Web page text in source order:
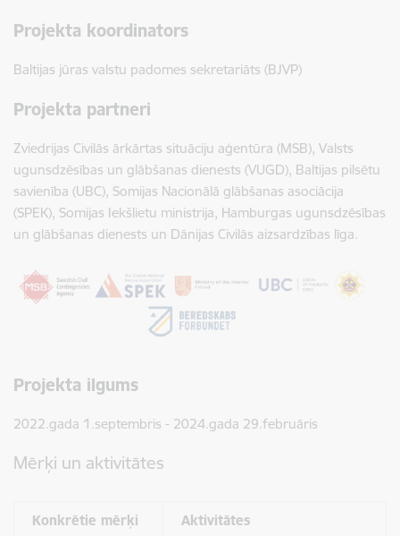
Projekta koordinators
Baltijas jūras valstu padomes sekretariāts (BJVP)
Projekta partneri
Zviedrijas Civilās ārkārtas situāciju aģentūra (MSB), Valsts
ugunsdzēsības un glābšanas dienests (VUGD), Baltijas pilsētu
savienība (UBC), Somijas Nacionālā glābšanas asociācija
(SPEK), Somijas Iekšlietu ministrija, Hamburgas ugunsdzēsības
un glābšanas dienests un Dānijas Civilās aizsardzības līga.
Projekta ilgums
2022.gada 1.septembris - 2024.gada 29.februāris
Mērķi un aktivitātes
Konkrētie mērķi Aktivitātes